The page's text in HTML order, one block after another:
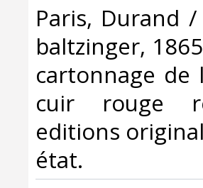
‎Paris, Durand
baltzinger,
cartonnage de
cuir rouge
editions
état.‎